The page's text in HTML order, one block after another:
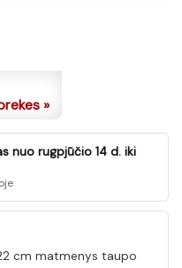
»
nuo rugpjūčio 14 d. iki
cm matmenys taupo